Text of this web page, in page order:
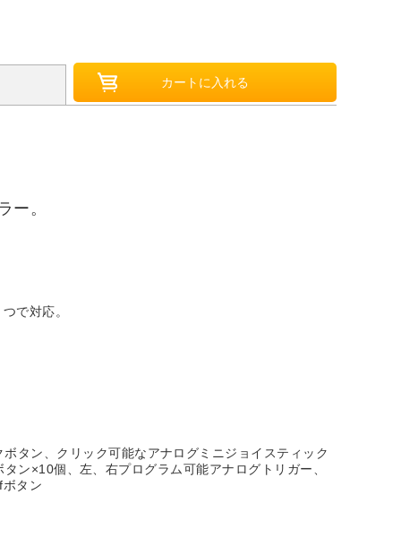
ー。
で対応。
タン、クリック可能なアナログミニジョイスティック
ン×10個、左、右プログラム可能アナログトリガー、
タン